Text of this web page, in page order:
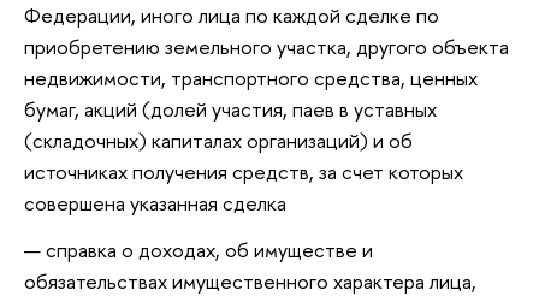
Федерации, иного лица по каждой сделке по
приобретению земельного участка, другого объекта
недвижимости, транспортного средства, ценных
бумаг, акций (долей участия, паев в уставных
(складочных) капиталах организаций) и об
источниках получения средств, за счет которых
совершена указанная сделка
справка о доходах, об имуществе и
обязательствах имущественного характера лица,